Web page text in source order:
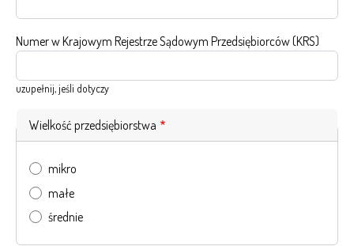
Numer w Krajowym Rejestrze Sądowym Przedsiębiorców (KRS)
uzupełnij, jeśli dotyczy
Wielkość przedsiębiorstwa
mikro
małe
średnie